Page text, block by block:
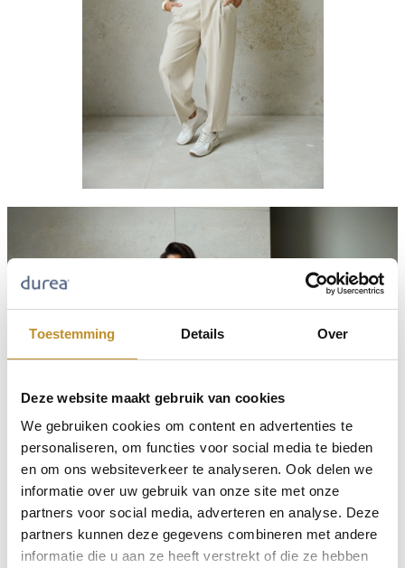
Toestemming Details Over
Deze website maakt gebruik van cookies
We gebruiken cookies om content en advertenties te
personaliseren, om functies voor social media te bieden
en om ons websiteverkeer te analyseren. Ook delen we
informatie over uw gebruik van onze site met onze
partners voor social media, adverteren en analyse. Deze
partners kunnen deze gegevens combineren met andere
informatie die u aan ze heeft verstrekt of die ze hebben